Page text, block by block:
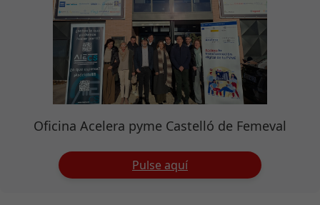
Oficina Acelera pyme Castelló de Femeval
Pulse aquí